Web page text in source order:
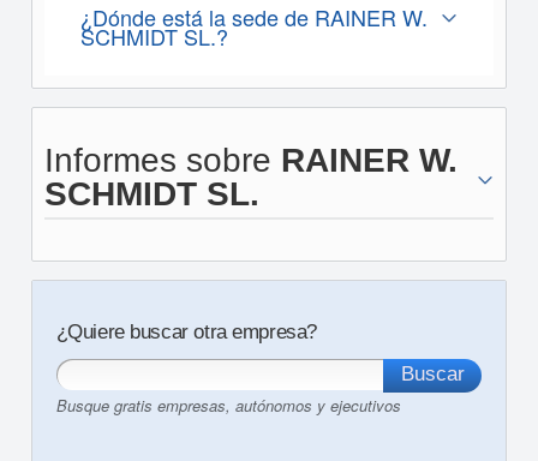
¿Dónde está la sede de RAINER W.
SCHMIDT SL.?
Informes sobre RAINER W.
SCHMIDT SL.
¿Quiere buscar otra empresa?
Busque gratis empresas, autónomos y ejecutivos